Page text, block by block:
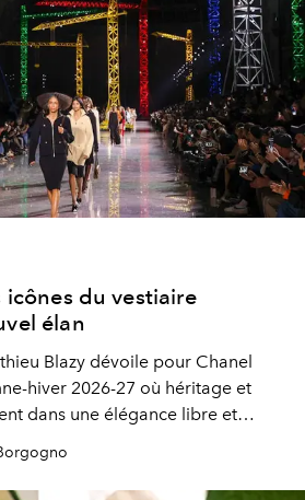
icônes du vestiaire
élan
Blazy dévoile pour Chanel
hiver 2026-27 où héritage et
dans une élégance libre et